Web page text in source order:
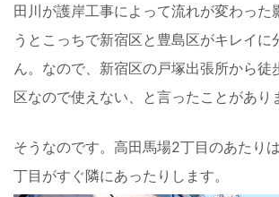
田川が護岸工事によって流れが変わった
うとこっちで新宿区と豊島区がキレイに
ん。なので、新宿区の戸塚出張所から徒
区なので使えない、と言ったことがあり
そうなのです。高田馬場2丁目のあたり
丁目がすぐ隣にあったりします。